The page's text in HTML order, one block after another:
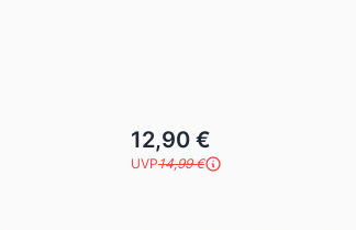
12,90 €
UVP14,99 €